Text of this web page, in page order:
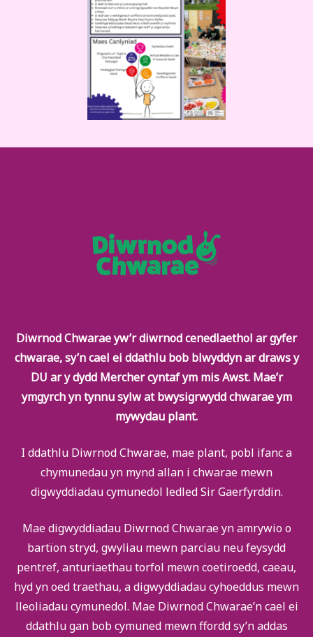
Diwrnod Chwarae yw’r diwrnod cenedlaethol ar gyfer
chwarae, sy’n cael ei ddathlu bob blwyddyn ar draws y
DU ar y dydd Mercher cyntaf ym mis Awst. Mae’r
ymgyrch yn tynnu sylw at bwysigrwydd chwarae ym
mywydau plant.
I ddathlu Diwrnod Chwarae, mae plant, pobl ifanc a
chymunedau yn mynd allan i chwarae mewn
digwyddiadau cymunedol ledled Sir Gaerfyrddin.
Mae digwyddiadau Diwrnod Chwarae yn amrywio o
bartïon stryd, gwyliau mewn parciau neu feysydd
pentref, anturiaethau torfol mewn coetiroedd, caeau,
hyd yn oed traethau, a digwyddiadau cyhoeddus mewn
lleoliadau cymunedol. Mae Diwrnod Chwarae’n cael ei
ddathlu gan bob cymuned mewn ffordd sy’n addas